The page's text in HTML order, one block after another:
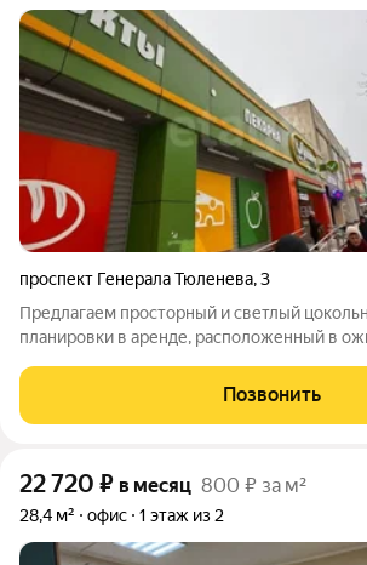
проспект Генерала Тюленева,3
Предлагаем просторный и светлый
планировки в аренде, расположенный в
направлений использования:
Позвонить
22 720 ₽ в месяц 800 ₽ за м²
28,4 м² офис 1 этаж из 2